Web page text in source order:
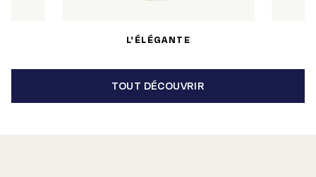
L'ÉLÉGANTE
TOUT DÉCOUVRIR